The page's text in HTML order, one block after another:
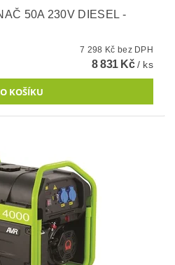
50A 230V DIESEL -
7 298 Kč bez DPH
8 831 Kč/ ks